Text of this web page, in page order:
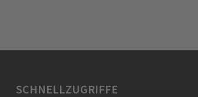
SCHNELLZUGRIFFE